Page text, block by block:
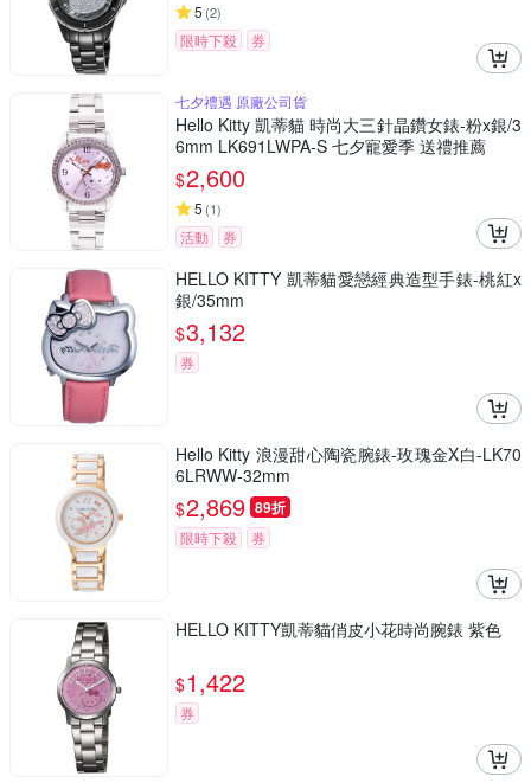
5 (2)
限時下殺 券
七夕禮遇 原廠公司貨
Hello Kitty 凱蒂貓 時尚大三針晶鑽女錶-粉x銀/3
6mm LK691LWPA-S 七夕寵愛季 送禮推薦
$2,600
5 (1)
活動 券
HELLO KITTY 凱蒂貓愛戀經典造型手錶-桃紅x
銀/35mm
$3,132
券
Hello Kitty 浪漫甜心陶瓷腕錶-玫瑰金X白-LK70
6LRWW-32mm
$2,869 89折
限時下殺 券
HELLO KITTY凱蒂貓俏皮小花時尚腕錶 紫色
$1,422
券